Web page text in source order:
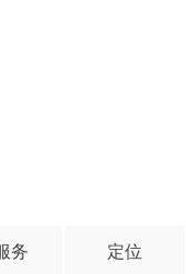
务 定位